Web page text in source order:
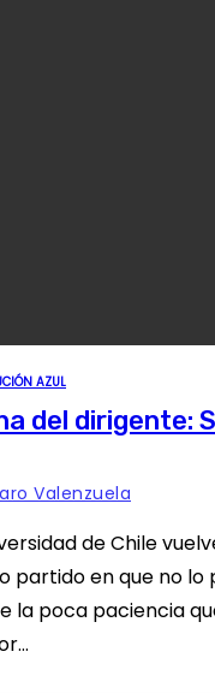
AZUL
del dirigente:
Valenzuela
de Chile
partido en que no lo
la poca paciencia